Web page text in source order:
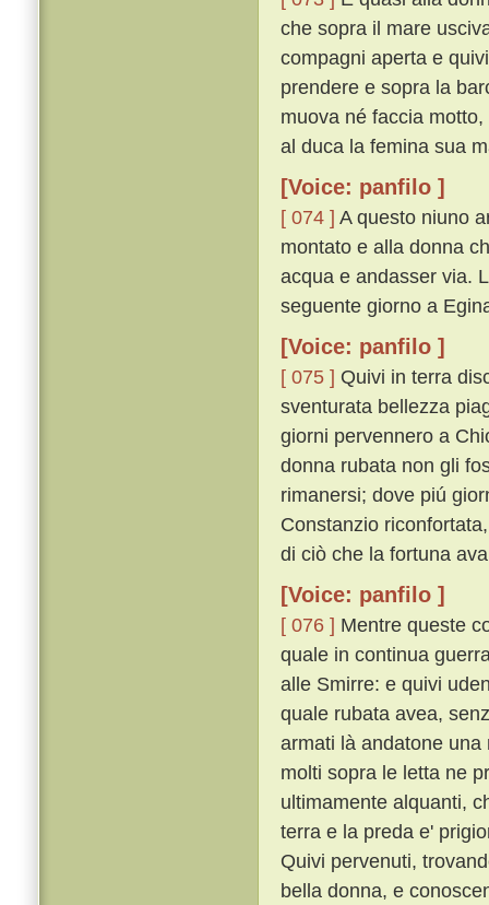
che sopra il mare
compagni aperta e
prendere e sopra la
muova né faccia
al duca la femina sua
[Voice: panfilo ]
[ 074 ] A questo niuno
montato e alla donna
acqua e andasser via.
seguente giorno a
[Voice: panfilo ]
[ 075 ] Quivi in terra
sventurata bellezza
giorni pervennero a
donna rubata non gli
rimanersi; dove piú
Constanzio
di ciò che la fortuna
[Voice: panfilo ]
[ 076 ] Mentre queste
quale in continua
alle Smirre: e quivi
quale rubata avea,
armati là andatone
molti sopra le letta ne
ultimamente alquanti,
terra e la preda e'
Quivi pervenuti,
bella donna, e